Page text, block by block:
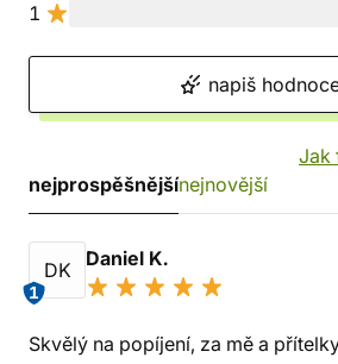
1
napiš
Jak
nejprospěšnějšínejnovější
DK
1
Daniel K.
Skvělý na popíjení, za mě a